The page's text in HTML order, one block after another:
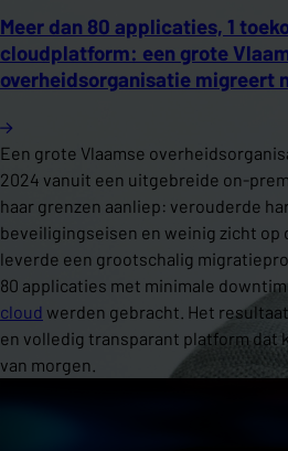
Meer dan 80 applicaties, 1
cloudplatform: een grote
overheidsorganisatie migreert
Een grote Vlaamse
2024 vanuit een uitgebreide on-
haar grenzen aanliep: verouderde
beveiligingseisen en weinig zicht op
leverde een grootschalig
80 applicaties met minimale
cloud werden gebracht. Het
en volledig transparant platform dat
van morgen.